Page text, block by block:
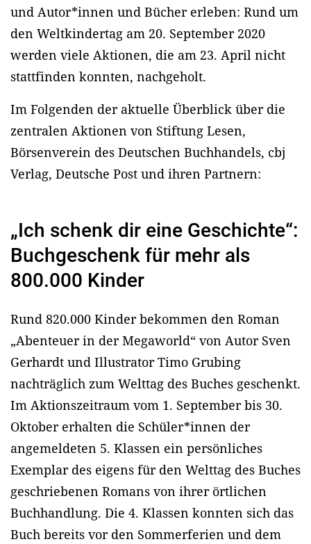
und Autor*innen und Bücher erleben: Rund um
den Weltkindertag am 20. September 2020
werden viele Aktionen, die am 23. April nicht
stattfinden konnten, nachgeholt.
Im Folgenden der aktuelle Überblick über die
zentralen Aktionen von Stiftung Lesen,
Börsenverein des Deutschen Buchhandels, cbj
Verlag, Deutsche Post und ihren Partnern:
„Ich schenk dir eine Geschichte“:
Buchgeschenk für mehr als
800.000 Kinder
Rund 820.000 Kinder bekommen den Roman
„Abenteuer in der Megaworld“ von Autor Sven
Gerhardt und Illustrator Timo Grubing
nachträglich zum Welttag des Buches geschenkt.
Im Aktionszeitraum vom 1. September bis 30.
Oktober erhalten die Schüler*innen der
angemeldeten 5. Klassen ein persönliches
Exemplar des eigens für den Welttag des Buches
geschriebenen Romans von ihrer örtlichen
Buchhandlung. Die 4. Klassen konnten sich das
Buch bereits vor den Sommerferien und dem